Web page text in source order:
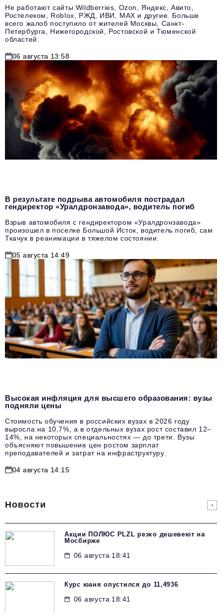
Не работают сайты Wildberries, Ozon, Яндекс, Авито,
Ростелеком, Roblox, РЖД, ИВИ, MAX и другие. Больше
всего жалоб поступило от жителей Москвы, Санкт-
Петербурга, Нижегородской, Ростовской и Тюменской
областей.
06 августа 13:58
В результате подрыва автомобиля пострадал
гендиректор «Уралдронзавода», водитель погиб
Взрыв автомобиля с гендиректором «Уралдронзавода»
произошел в поселке Большой Исток, водитель погиб, сам
Ткачук в реанимации в тяжелом состоянии.
05 августа 14:49
Высокая инфляция для высшего образования: вузы
подняли цены
Стоимость обучения в российских вузах в 2026 году
выросла на 10,7%, а в отдельных вузах рост составил 12–
14%, на некоторых специальностях — до трети. Вузы
объясняют повышение цен ростом зарплат
преподавателей и затрат на инфраструктуру.
04 августа 14:15
Новости
Акции ПОЛЮС PLZL резко дешевеют на
Мосбирже
06 августа 18:41
Курс юаня опустился до 11,4936
06 августа 18:41